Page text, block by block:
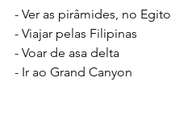
- Ver as pirâmides, no Egito
- Viajar pelas Filipinas
- Voar de asa delta
- Ir ao Grand Canyon